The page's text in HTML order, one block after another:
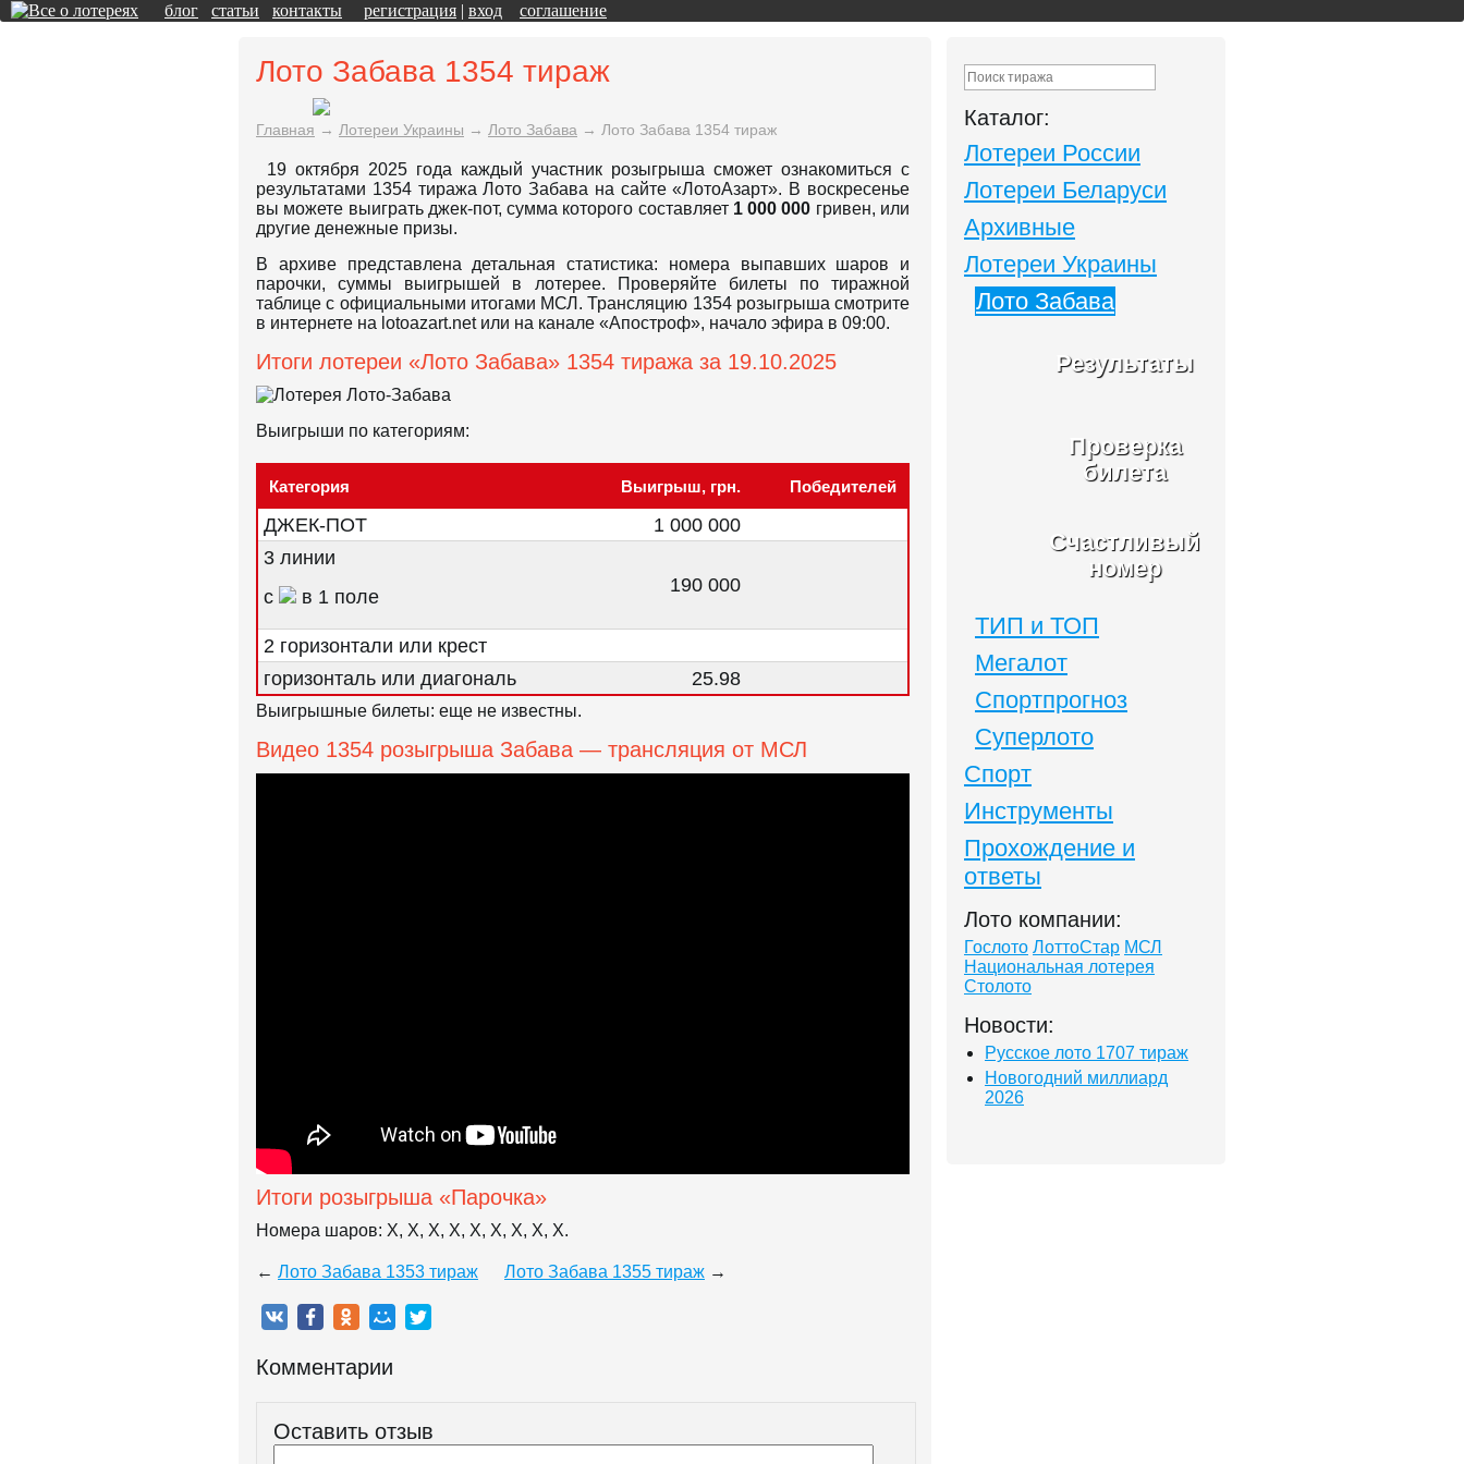
блог статьи контакты регистрация | вход соглашение
Лото Забава 1354 тираж
Главная → Лотереи Украины → Лото Забава → Лото Забава 1354 тираж
19 октября 2025 года каждый участник розыгрыша сможет ознакомиться с
результатами 1354 тиража Лото Забава на сайте «ЛотоАзарт». В воскресенье
вы можете выиграть джек-пот, сумма которого составляет 1 000 000 гривен, или
другие денежные призы.
В архиве представлена детальная статистика: номера выпавших шаров и
парочки, суммы выигрышей в лотерее. Проверяйте билеты по тиражной
таблице с официальными итогами МСЛ. Трансляцию 1354 розыгрыша смотрите
в интернете на lotoazart.net или на канале «Апостроф», начало эфира в 09:00.
Итоги лотереи «Лото Забава» 1354 тиража за 19.10.2025
Выигрыши по категориям:
Категория Выигрыш, грн. Победителей
ДЖЕК-ПОТ
1 000 000
3 линии
с
в 1 поле
190 000
2 горизонтали или крест
горизонталь или диагональ
25.98
Выигрышные билеты: еще не известны.
Видео 1354 розыгрыша Забава — трансляция от МСЛ
Итоги розыгрыша «Парочка»
Номера шаров: X, X, X, X, X, X, X, X, X.
← Лото Забава 1353 тираж Лото Забава 1355 тираж →
Комментарии
Оставить отзыв
Каталог:
Лотереи России
Лотереи Беларуси
Архивные
Лотереи Украины
Лото Забава
Результаты
Проверка
билета
Счастливый
номер
ТИП и ТОП
Мегалот
Спортпрогноз
Суперлото
Спорт
Инструменты
Прохождение и
ответы
Лото компании:
Гослото ЛоттоСтар МСЛ
Национальная лотерея
Столото
Новости:
Русское лото 1707 тираж
Новогодний миллиард
2026